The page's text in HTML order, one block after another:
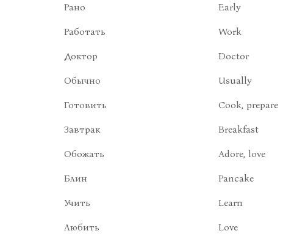
Рано Early
Работать Work
Доктор Doctor
Обычно Usually
Готовить Cook, prepare
Завтрак Breakfast
Обожать Adore, love
Блин Pancake
Учить Learn
Любить Love